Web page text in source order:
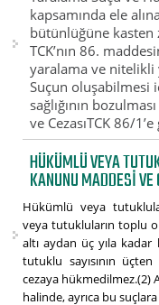
kapsamında ele
bütünlüğüne kasten
TCK’nın 86.
yaralama ve nitelikli
Suçun oluşabilmesi
sağlığının
ve CezasıTCK 86/
HÜKÜMLÜ VEYA
KANUNU MADDESI
Hükümlü veya
veya tutukluların toplu
altı aydan üç yıla
tutuklu sayısının
cezaya hükmedilmez.(2)
halinde, ayrıca bu